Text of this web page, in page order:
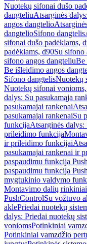
Nuotekų sifonai dušo
dangteliuAtsarginės
angos dangtelio
dangtelioSifono dangtelis
sifonai dušo padėklams,
padėklams, d90Su sifono
sifono angos dangteliuBe
Be išleidimo angos
Sifono dangtelisNuotekų
Nuotekų sifonai
dalys: Su pasukamąja
pasukamajai rankenai
pasukamajai rankenaiSu
funkcijaAtsarginės dalys:
prileidimo funkcija
ir prileidimo funkcijai
pasukamajai rankenai ir
paspaudimu funkcija
paspaudimu funkcija
mygtukinio valdymo
Montavimo dalių
PushControlSu vožtuvo
aklePriedai nuotekų
dalys: Priedai nuotekų
voniomsPotinkiniai
Potinkiniai vamzdžio